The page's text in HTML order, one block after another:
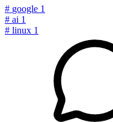
# google 1
# ai 1
# linux 1